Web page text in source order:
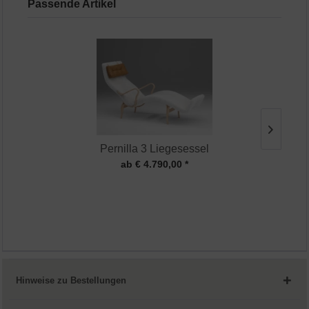
Passende Artikel
Pernilla 3 Liegesessel
ab € 4.790,00 *
Hinweise zu Bestellungen